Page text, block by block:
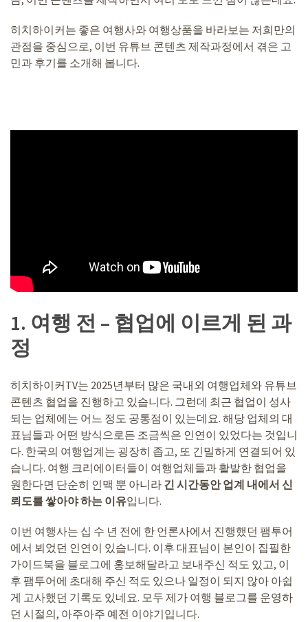
히치하이커는 좋은 여행사와 여행상품을 바라보는 저희만의
관점을 중심으로, 이번 유튜브 콘텐츠 제작과정에서 겪은 고
민과 후기를 소개해 봅니다.
1. 여행 전 – 협업에 이르게 된 과
정
히치하이커TV는 2025년부터 많은 국내외 여행업체와 유튜브
콘텐츠 협업을 진행하고 있습니다. 그런데 최근 협업이 성사
되는 업체에는 어느 정도 공통점이 있는데요. 해당 업체의 대
표님들과 어떤 방식으로든 조금씩은 인연이 있었다는 것입니
다. 한국의 여행업계는 굉장히 좁고, 또 긴밀하게 연결되어 있
습니다. 여행 크리에이터들이 여행업체들과 활발한 협업을
원한다면 단순히 인맥 뿐 아니라 긴 시간동안 업계 내에서 신
뢰도를 쌓아야 하는 이유입니다.
이번 여행사는 십 수 년 전에 한 언론사에서 진행했던 팸투어
에서 뵈었던 인연이 있습니다. 이후 대표님이 본인이 집필한
가이드북을 블로그에 홍보해달라고 보내주신 적도 있고, 이
후 팸투어에 초대해 주신 적도 있으나 일정이 되지 않아 아쉽
게 고사했던 기록도 있네요. 모두 제가 여행 블로그를 운영하
던 시절의, 아주아주 예전 이야기입니다.